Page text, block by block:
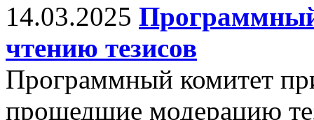
14.03.2025
чтению тезисов
Программный комитет
прошедшие модерацию